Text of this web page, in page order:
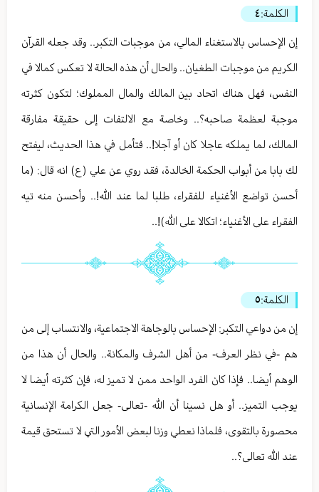
الكلمة:٤
إن الإحساس بالاستغناء المالي، من موجبات التكبر.. وقد جعله القرآن
الكريم من موجبات الطغيان.. والحال أن هذه الحالة لا تعكس كمالا في
النفس، فهل هناك اتحاد بين المالك والمال المملوك؛ لتكون كثرته
موجبة لعظمة صاحبه؟.. وخاصة مع الالتفات إلى حقيقة مفارقة
المالك، لما يملكه عاجلا كان أو آجلا!.. فتأمل في هذا الحديث، ليفتح
لك بابا من أبواب الحكمة الخالدة، فقد روي عن علي (ع) انه قال: (ما
أحسن تواضع الأغنياء للفقراء، طلبا لما عند الله!.. وأحسن منه تيه
الفقراء على الأغنياء؛ اتكالا على الله)!..
الكلمة:٥
إن من دواعي التكبر: الإحساس بالوجاهة الاجتماعية، والانتساب إلى من
هم -في نظر العرف- من أهل الشرف والمكانة.. والحال أن هذا من
الوهم أيضا.. فإذا كان الفرد الواحد ممن لا تميز له، فإن كثرته أيضا لا
يوجب التميز.. أو هل نسينا أن الله -تعالى- جعل الكرامة الإنسانية
محصورة بالتقوى، فلماذا نعطي وزنا لبعض الأمور التي لا تستحق قيمة
عند الله تعالى؟..